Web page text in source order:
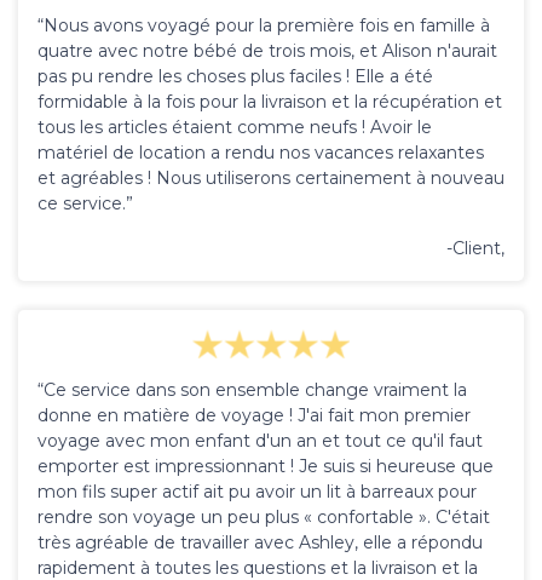
“Nous avons voyagé pour la première fois en famille à
quatre avec notre bébé de trois mois, et Alison n'aurait
pas pu rendre les choses plus faciles ! Elle a été
formidable à la fois pour la livraison et la récupération et
tous les articles étaient comme neufs ! Avoir le
matériel de location a rendu nos vacances relaxantes
et agréables ! Nous utiliserons certainement à nouveau
ce service.”
-Client,
“Ce service dans son ensemble change vraiment la
donne en matière de voyage ! J'ai fait mon premier
voyage avec mon enfant d'un an et tout ce qu'il faut
emporter est impressionnant ! Je suis si heureuse que
mon fils super actif ait pu avoir un lit à barreaux pour
rendre son voyage un peu plus « confortable ». C'était
très agréable de travailler avec Ashley, elle a répondu
rapidement à toutes les questions et la livraison et la